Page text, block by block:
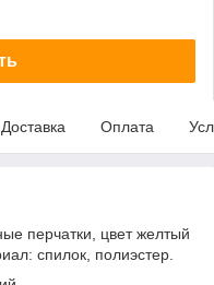
Доставка Оплата
перчатки, цвет желтый
спилок, полиэстер.